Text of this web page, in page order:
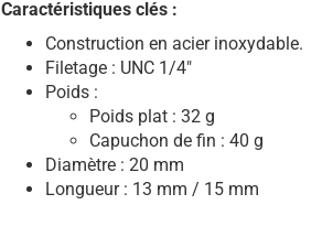
Caractéristiques clés :
Construction en acier inoxydable.
Filetage : UNC 1/4"
Poids :
Poids plat : 32 g
Capuchon de fin : 40 g
Diamètre : 20 mm
Longueur : 13 mm / 15 mm